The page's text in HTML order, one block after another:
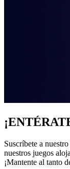
Suscríbete a
nuestros juegos
¡Mantente al tanto